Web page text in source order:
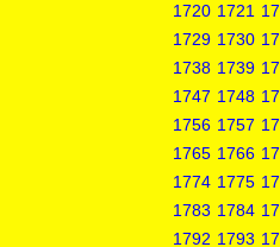
1720 1721
1729 1730
1738 1739
1747 1748
1756 1757
1765 1766
1774 1775
1783 1784
1792 1793